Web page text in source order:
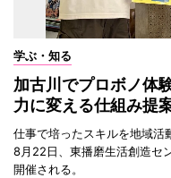
学ぶ・知る
加古川でプロボノ体
力に変える仕組み提
仕事で培ったスキルを地域活
8月22日、東播磨生活創造セ
開催される。